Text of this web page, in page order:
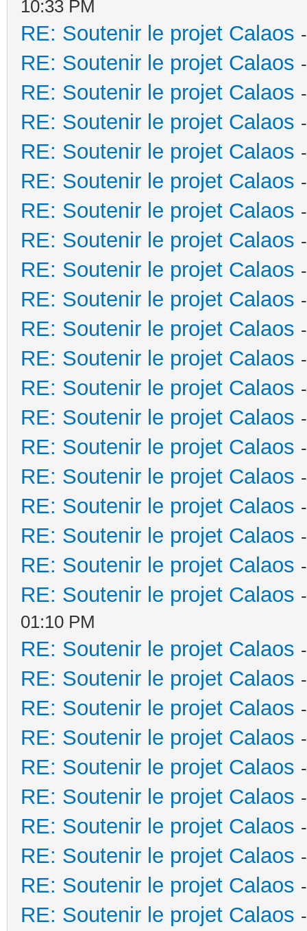
10:33 PM
RE: Soutenir le projet Calaos
RE: Soutenir le projet Calaos
RE: Soutenir le projet Calaos
RE: Soutenir le projet Calaos
RE: Soutenir le projet Calaos
RE: Soutenir le projet Calaos
RE: Soutenir le projet Calaos
RE: Soutenir le projet Calaos
RE: Soutenir le projet Calaos
RE: Soutenir le projet Calaos
RE: Soutenir le projet Calaos
RE: Soutenir le projet Calaos
RE: Soutenir le projet Calaos
RE: Soutenir le projet Calaos
RE: Soutenir le projet Calaos
RE: Soutenir le projet Calaos
RE: Soutenir le projet Calaos
RE: Soutenir le projet Calaos
RE: Soutenir le projet Calaos
RE: Soutenir le projet Calaos
01:10 PM
RE: Soutenir le projet Calaos
RE: Soutenir le projet Calaos
RE: Soutenir le projet Calaos
RE: Soutenir le projet Calaos
RE: Soutenir le projet Calaos
RE: Soutenir le projet Calaos
RE: Soutenir le projet Calaos
RE: Soutenir le projet Calaos
RE: Soutenir le projet Calaos
RE: Soutenir le projet Calaos